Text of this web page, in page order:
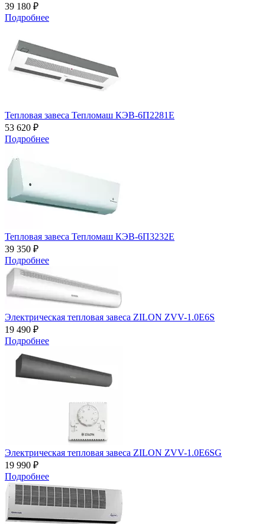
39 180 ₽
Подробнее
Тепловая завеса Тепломаш КЭВ-6П2281Е
53 620 ₽
Подробнее
Тепловая завеса Тепломаш КЭВ-6П3232Е
39 350 ₽
Подробнее
Электрическая тепловая завеса ZILON ZVV-1.0E6S
19 490 ₽
Подробнее
Электрическая тепловая завеса ZILON ZVV-1.0E6SG
19 990 ₽
Подробнее